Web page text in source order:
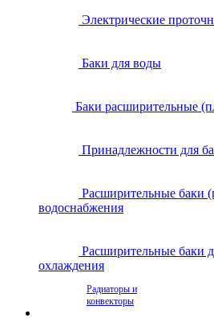
Электрические
Баки для воды
Баки расширительные
Принадлежности для
Расширительные баки
водоснабжения
Расширительные баки
охлаждения
Радиаторы и
конвекторы